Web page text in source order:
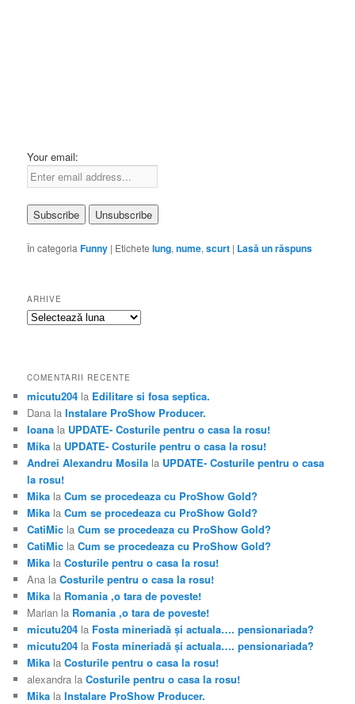
Your email:
În categoria Funny | Etichete lung,nume,scurt | Lasă un răspuns
ARHIVE
Arhive
COMENTARII RECENTE
micutu204 la Edilitare si fosa septica.
Dana laInstalare ProShow Producer.
Ioana la UPDATE- Costurile pentru o casa la rosu!
Mika la UPDATE- Costurile pentru o casa la rosu!
Andrei Alexandru Mosila la UPDATE- Costurile pentru o casa
la rosu!
Mika laCum se procedeaza cu ProShow Gold?
Mika laCum se procedeaza cu ProShow Gold?
CatiMic laCum se procedeaza cu ProShow Gold?
CatiMic laCum se procedeaza cu ProShow Gold?
Mika laCosturile pentru o casa la rosu!
Ana laCosturile pentru o casa la rosu!
Mika la Romania ,o tara de poveste!
Marian la Romania ,o tara de poveste!
micutu204 la Fosta mineriadă şi actuala…. pensionariada?
micutu204 la Fosta mineriadă şi actuala…. pensionariada?
Mika laCosturile pentru o casa la rosu!
alexandra laCosturile pentru o casa la rosu!
Mika laInstalare ProShow Producer.